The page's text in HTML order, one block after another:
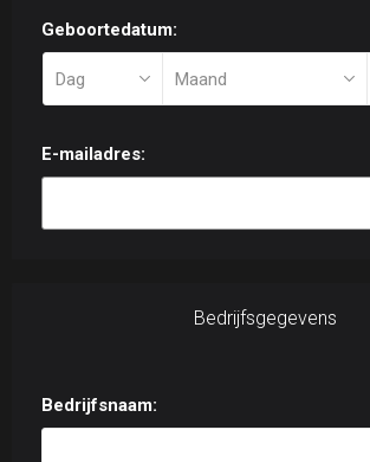
Geboortedatum:
E-mailadres:
Bedrijfsgegevens
Bedrijfsnaam: